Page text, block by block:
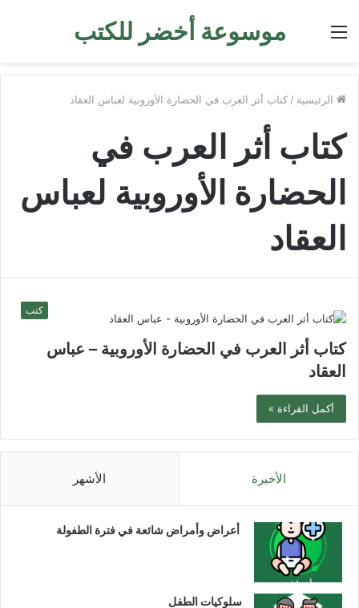
موسوعة أخضر للكتب القائمة
الرئيسية / كتاب أثر العرب في الحضارة الأوروبية لعباس العقاد
كتاب أثر العرب في
الحضارة الأوروبية لعباس
العقاد
كتب
كتاب أثر العرب في الحضارة الأوروبية – عباس
العقاد
أكمل القراءة »
الأخيرة الأشهر
أعراض وأمراض شائعة في فترة الطفولة
سلوكيات الطفل